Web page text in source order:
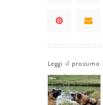
Leggi il prossimo